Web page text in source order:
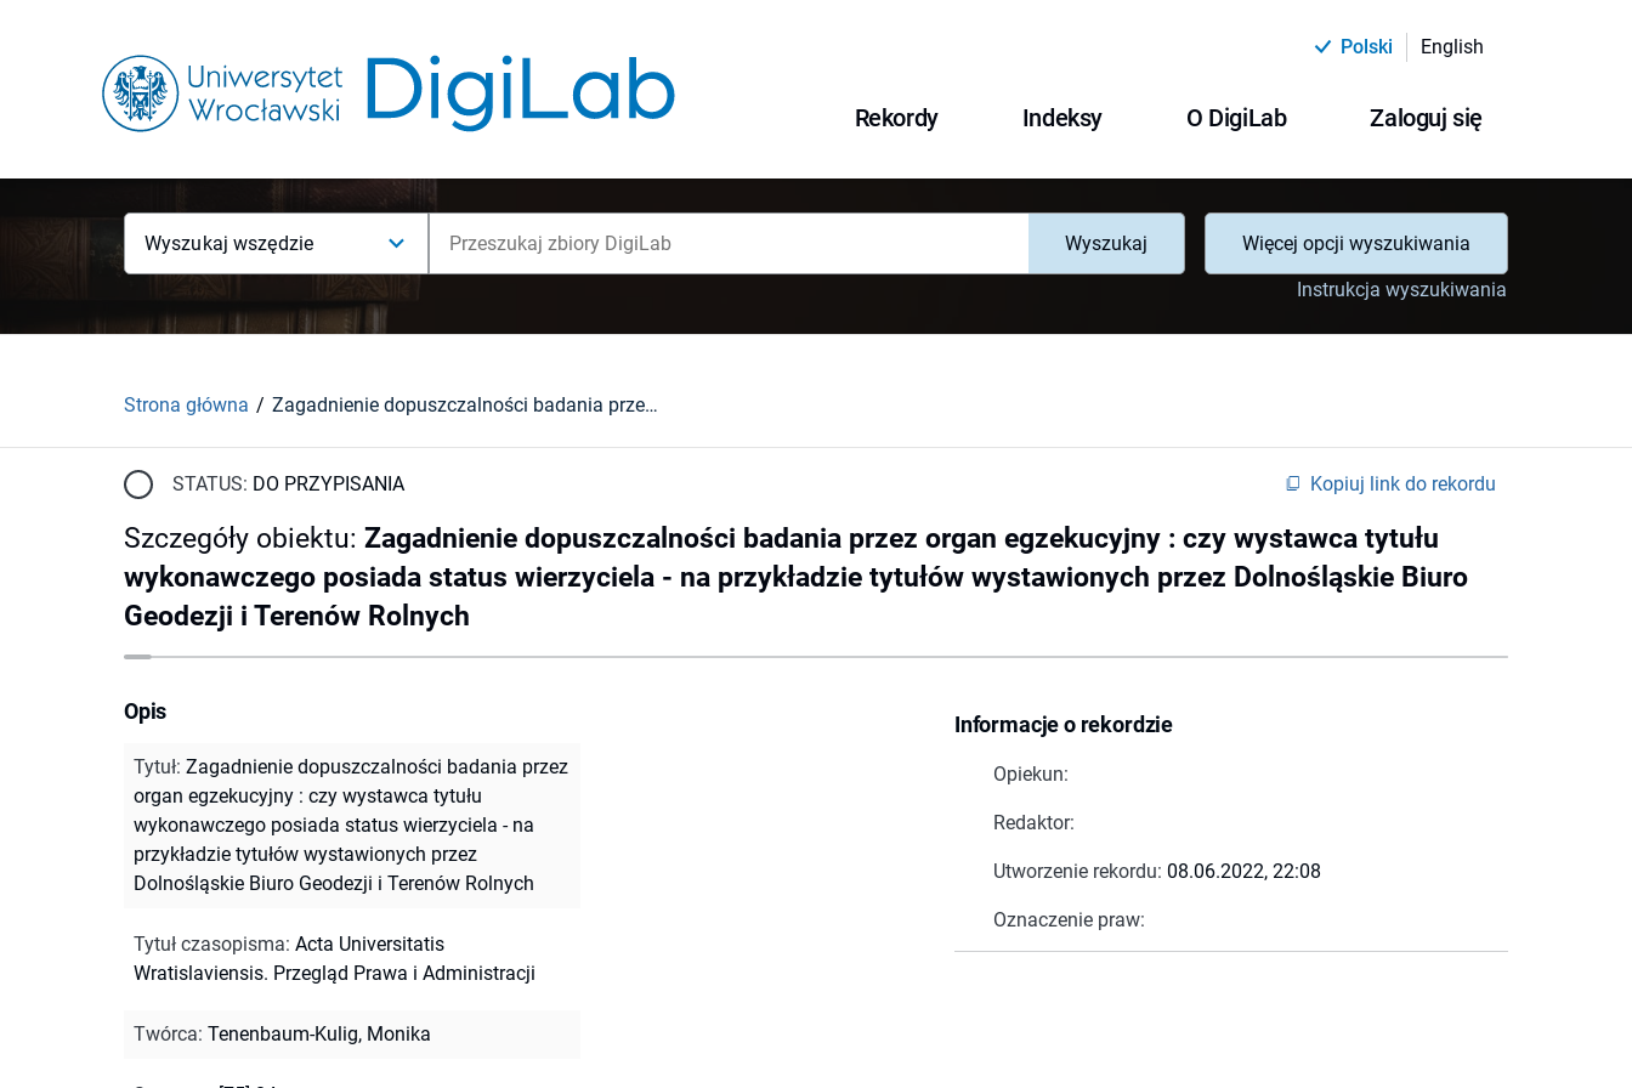
Polski English
Rekordy Indeksy O DigiLab Zaloguj się
Wyszukaj wszędzie Wyszukaj
Więcej opcji wyszukiwania
Instrukcja wyszukiwania
Strona główna Zagadnienie dopuszczalności badania przez organ egzekucyjny : czy wystawca tytułu wykonawczego posiada status wierzyciela - na przykładzie tytułów wystawionych przez Dolnośląskie Biuro Geodezji i Terenów Rolnych
STATUS: DO PRZYPISANIA Kopiuj link do rekordu
Szczegóły obiektu: Zagadnienie dopuszczalności badania przez organ egzekucyjny : czy wystawca tytułu
wykonawczego posiada status wierzyciela - na przykładzie tytułów wystawionych przez Dolnośląskie Biuro
Geodezji i Terenów Rolnych
Informacje o rekordzie
Opiekun:
Redaktor:
Utworzenie rekordu: 08.06.2022, 22:08
Oznaczenie praw:
Opis
Tytuł: Zagadnienie dopuszczalności badania przez
organ egzekucyjny : czy wystawca tytułu
wykonawczego posiada status wierzyciela - na
przykładzie tytułów wystawionych przez
Dolnośląskie Biuro Geodezji i Terenów Rolnych
Tytuł czasopisma: Acta Universitatis
Wratislaviensis. Przegląd Prawa i Administracji
Twórca: Tenenbaum-Kulig, Monika